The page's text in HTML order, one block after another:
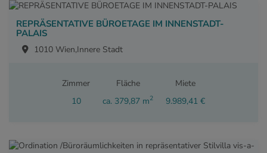
REPRÄSENTATIVE BÜROETAGE IM INNENSTADT-
PALAIS
1010 Wien,Innere Stadt
Zimmer
10
Fläche
ca. 379,87 m2
Miete
9.989,41 €